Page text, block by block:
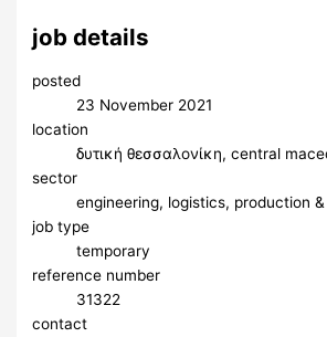
job details
posted
23 November 2021
location
δυτική θεσσαλονίκη, central
sector
engineering, logistics, production
job type
temporary
reference number
31322
contact